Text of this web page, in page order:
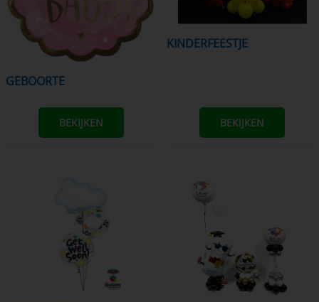
GEBOORTE
BEKIJKEN
KINDERFEESTJE
BEKIJKEN